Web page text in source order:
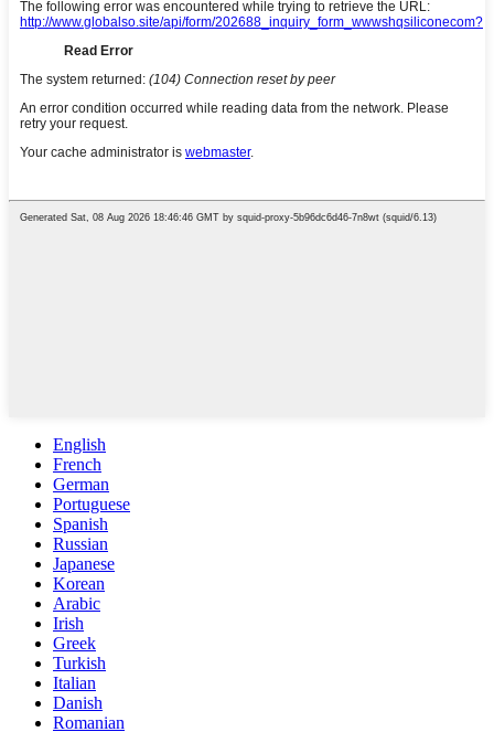
English
French
German
Portuguese
Spanish
Russian
Japanese
Korean
Arabic
Irish
Greek
Turkish
Italian
Danish
Romanian